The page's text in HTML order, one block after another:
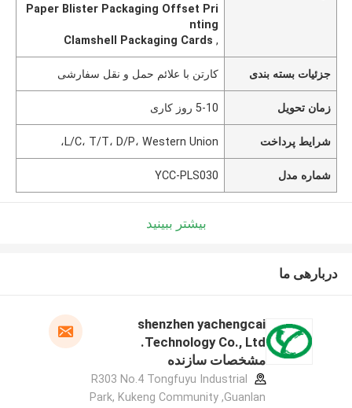
Paper Blister Packaging Offset Pri
nting
,
Clamshell Packaging Cards
جزئیات بسته بندی کارتن با علائم حمل و نقل سفارشی
زمان تحویل 5-10 روز کاری
شرایط پرداخت L/C، T/T، D/P، Western Union،
شماره مدل YCC-PLS030
بیشتر ببینید
دربارهی ما
shenzhen yachengcai
Technology Co., Ltd.
مشخصات سازنده
R303 No.4 Tongfuyu Industrial
Park, Kukeng Community ,Guanlan